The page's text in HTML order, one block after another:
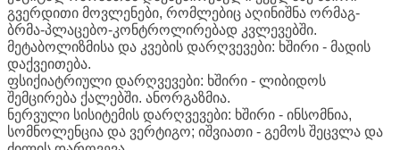
გვერდითი მოვლენები, რომლებიც აღინიშნა ორმაგ-
ბრმა-პლაცებო-კონტროლირებად კვლევებში.
მეტაბოლიზმისა და კვების დარღვევები: ხშირი - მადის
დაქვეითება.
ფსიქიატრიული დარღვევები: ხშირი - ლიბიდოს
შემცირება ქალებში. ანორგაზმია.
ნერვული სისიტემის დარღვევები: ხშირი - ინსომნია,
სომნოლენცია და ვერტიგო; იშვიათი - გემოს შეცვლა და